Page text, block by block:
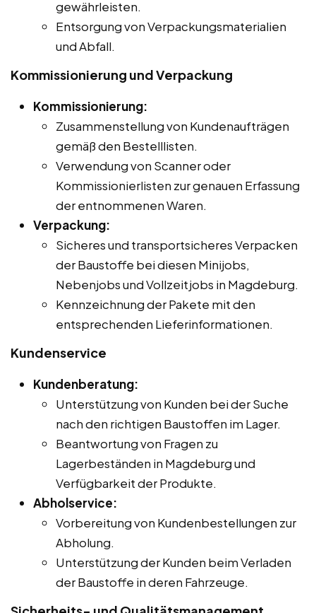
gewährleisten.
Entsorgung von Verpackungsmaterialien
und Abfall.
Kommissionierung und Verpackung
Kommissionierung:
Zusammenstellung von Kundenaufträgen
gemäß den Bestelllisten.
Verwendung von Scanner oder
Kommissionierlisten zur genauen Erfassung
der entnommenen Waren.
Verpackung:
Sicheres und transportsicheres Verpacken
der Baustoffe bei diesen Minijobs,
Nebenjobs und Vollzeitjobs in Magdeburg.
Kennzeichnung der Pakete mit den
entsprechenden Lieferinformationen.
Kundenservice
Kundenberatung:
Unterstützung von Kunden bei der Suche
nach den richtigen Baustoffen im Lager.
Beantwortung von Fragen zu
Lagerbeständen in Magdeburg und
Verfügbarkeit der Produkte.
Abholservice:
Vorbereitung von Kundenbestellungen zur
Abholung.
Unterstützung der Kunden beim Verladen
der Baustoffe in deren Fahrzeuge.